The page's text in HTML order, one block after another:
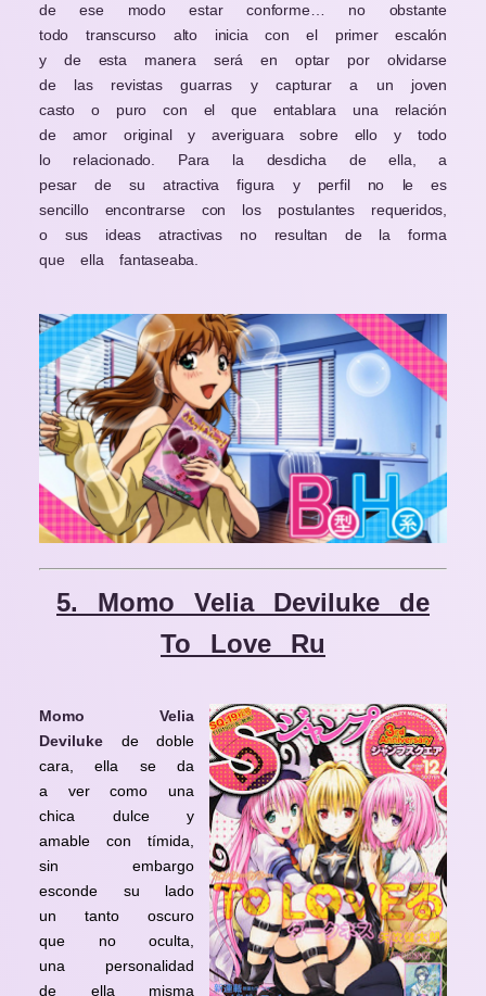
de ese modo estar conforme… no obstante
todo transcurso alto inicia con el primer escalón
y de esta manera será en optar por olvidarse
de las revistas guarras y capturar a un joven
casto o puro con el que entablara una relación
de amor original y averiguara sobre ello y todo
lo relacionado. Para la desdicha de ella, a
pesar de su atractiva figura y perfil no le es
sencillo encontrarse con los postulantes requeridos,
o sus ideas atractivas no resultan de la forma
que ella fantaseaba.
5. Momo Velia Deviluke de
To Love Ru
Momo Velia
Deviluke
de doble
cara, ella se da
a ver como una
chica dulce y
amable con tímida,
sin embargo
esconde su lado
un tanto oscuro
que no oculta,
una personalidad
de ella misma